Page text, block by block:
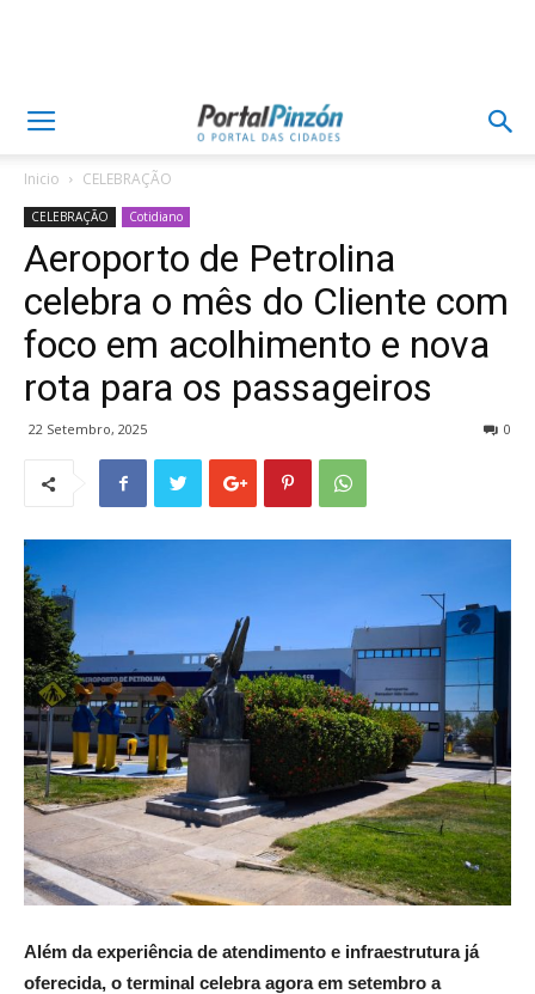
Inicio CELEBRAÇÃO
CELEBRAÇÃO Cotidiano
Aeroporto de Petrolina
celebra o mês do Cliente com
foco em acolhimento e nova
rota para os passageiros
22 Setembro, 2025 0
Além da experiência de atendimento e infraestrutura já
oferecida, o terminal celebra agora em setembro a